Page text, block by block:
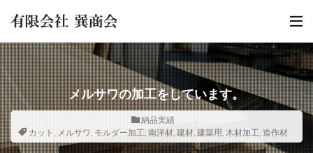
メルサワの加工をしています。
納品実績
カット , メルサワ, モルダー加工, 南洋材, 建材, 建築用, 木材加工, 造作材